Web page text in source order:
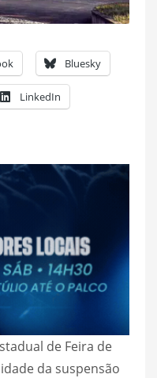
Bluesky
LinkedIn
de Feira de
da suspensão